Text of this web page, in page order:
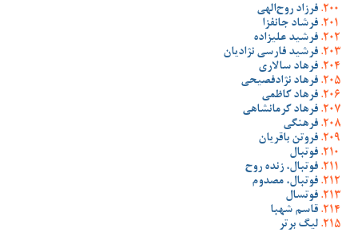
فرزاد روح‌الهی
فرشاد جانفزا
فرشید علیزاده
فرشید فارسی نژادیان
فرهاد سالاری
فرهاد نژادفصیحی
فرهاد کاظمی
فرهاد کرمانشاهی
فرهنگی
فروتن باقریان
فوتبال
فوتبال، زنده روح
فوتبال، مصدوم
فوتسال
قاسم شهبا
لیگ برتر